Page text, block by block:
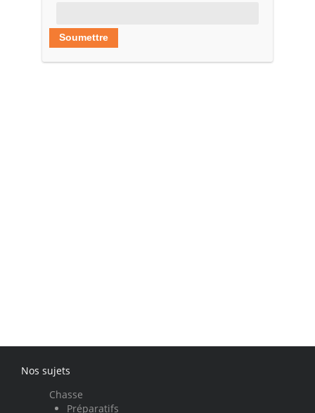
Nos sujets
Chasse
Préparatifs